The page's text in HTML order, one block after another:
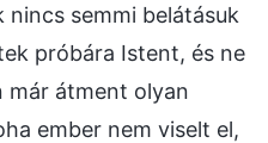
semmi belátásuk
próbára Istent, és ne
már átment olyan
ember nem viselt el,